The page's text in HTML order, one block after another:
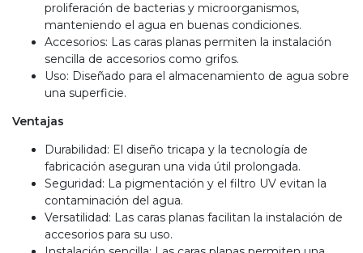
proliferación de bacterias y microorganismos,
manteniendo el agua en buenas condiciones.
Accesorios: Las caras planas permiten la instalación
sencilla de accesorios como grifos.
Uso: Diseñado para el almacenamiento de agua sobre
una superficie.
Ventajas
Durabilidad: El diseño tricapa y la tecnología de
fabricación aseguran una vida útil prolongada.
Seguridad: La pigmentación y el filtro UV evitan la
contaminación del agua.
Versatilidad: Las caras planas facilitan la instalación de
accesorios para su uso.